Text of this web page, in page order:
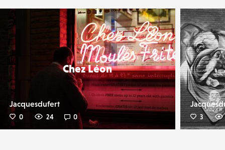
Chez Léon
Jacquesdufert
0 24 0
Liker
3